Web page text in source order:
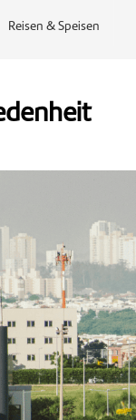
Reisen & Speisen